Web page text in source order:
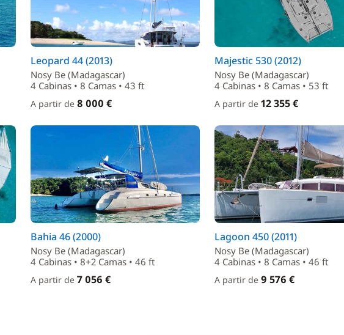
Leopard 44 (2013)
Nosy Be (Madagascar)
4 Cabinas • 8 Camas • 43 ft
A partir de 8 000 €
Majestic 530 (2012)
Nosy Be (Madagascar)
4 Cabinas • 8 Camas • 53 ft
A partir de 12 355 €
Bahia 46 (2000)
Nosy Be (Madagascar)
4 Cabinas • 8+2 Camas • 46 ft
A partir de 7 056 €
Lagoon 450 (2011)
Nosy Be (Madagascar)
4 Cabinas • 8 Camas • 46 ft
A partir de 9 576 €